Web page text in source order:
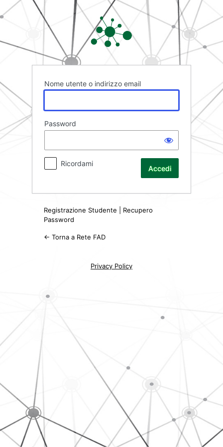
Accedi
Rete FAD
Nome utente o indirizzo email
Password
Ricordami
Registrazione Studente
Recupero
Password
← Torna a Rete FAD
Privacy Policy